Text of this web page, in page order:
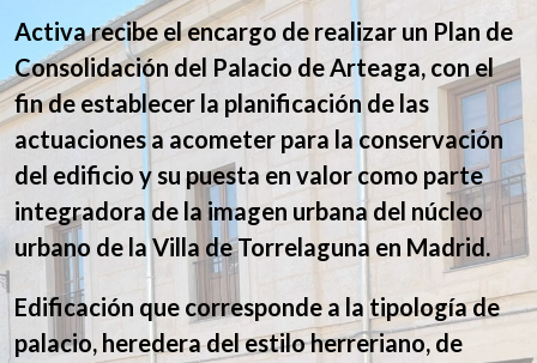
Activa recibe el encargo de realizar un Plan de
Consolidación del Palacio de Arteaga, con el
fin de establecer la planificación de las
actuaciones a acometer para la conservación
del edificio y su puesta en valor como parte
integradora de la imagen urbana del núcleo
urbano de la Villa de Torrelaguna en Madrid.
Edificación que corresponde a la tipología de
palacio, heredera del estilo herreriano, de